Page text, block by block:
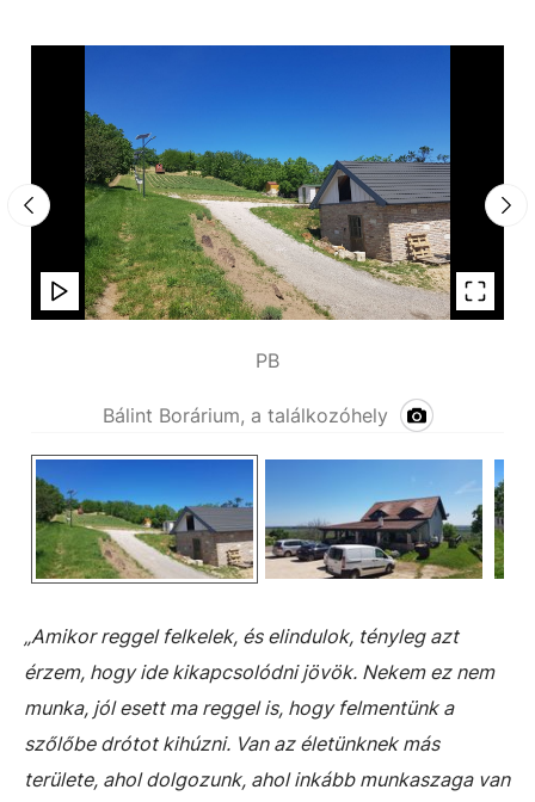
PB
Bálint Borárium, a találkozóhely
„Amikor reggel felkelek, és elindulok, tényleg azt
érzem, hogy ide kikapcsolódni jövök. Nekem ez nem
munka, jól esett ma reggel is, hogy felmentünk a
szőlőbe drótot kihúzni. Van az életünknek más
területe, ahol dolgozunk, ahol inkább munkaszaga van